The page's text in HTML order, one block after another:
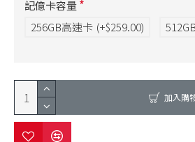
記億卡容量
256GB高速卡 (+$259.00) 512GB
加入購